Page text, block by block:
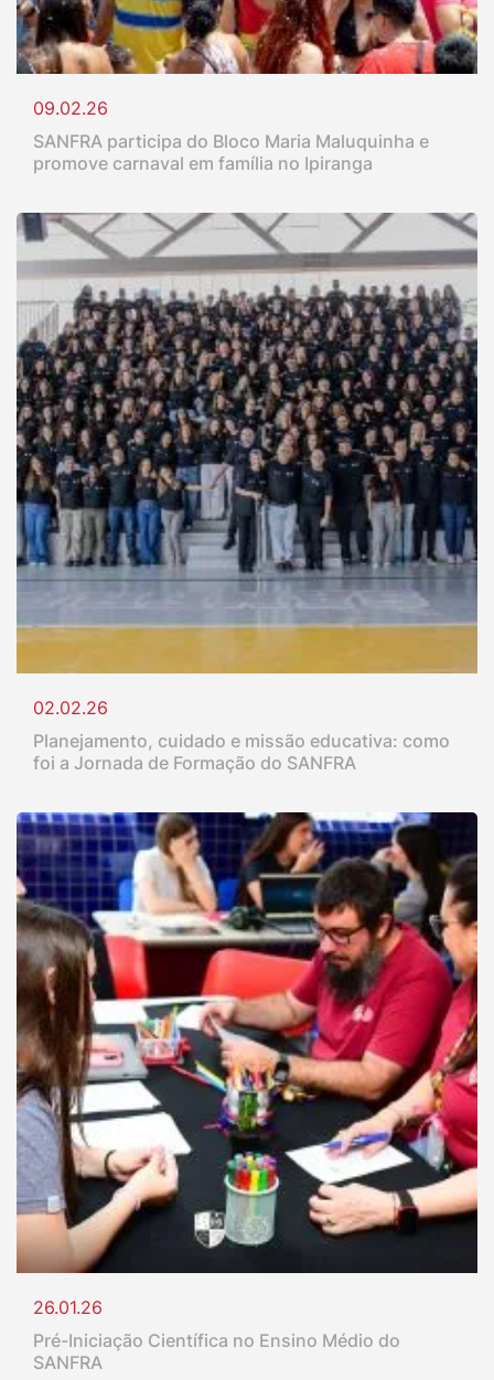
09.02.26
SANFRA participa do Bloco Maria Maluquinha e
promove carnaval em família no Ipiranga
02.02.26
Planejamento, cuidado e missão educativa: como
foi a Jornada de Formação do SANFRA
26.01.26
Pré-Iniciação Científica no Ensino Médio do
SANFRA